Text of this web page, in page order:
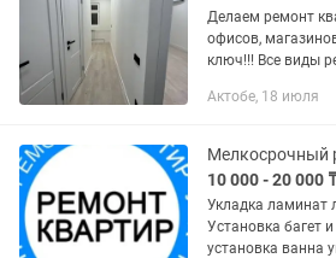
Делаем ремонт
офисов,
ключ!!! Все виды
доступные цены и в срок!!!
Актобе, 18 июля
Мелкосрочный
10 000 - 20 000
Укладка ламинат
Установка багет
установка ванна